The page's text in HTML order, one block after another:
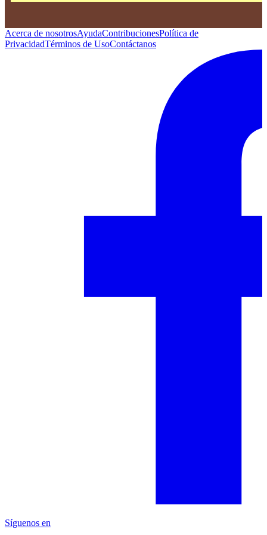
Acerca de nosotrosAyudaContribucionesPolítica de
PrivacidadTérminos de UsoContáctanos
Síguenos en